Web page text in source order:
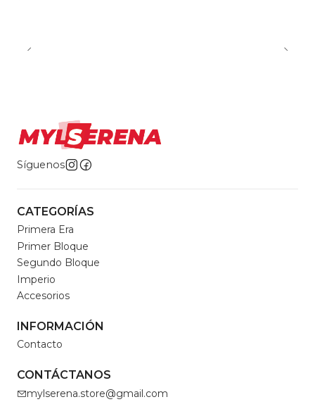
Síguenos
CATEGORÍAS
Primera Era
Primer Bloque
Segundo Bloque
Imperio
Accesorios
INFORMACIÓN
Contacto
CONTÁCTANOS
mylserena.store@gmail.com